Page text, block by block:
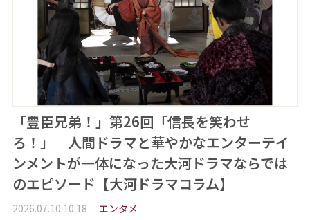
「豊臣兄弟！」第26回「信長を笑わせ
ろ！」 人間ドラマと華やかなエンターテイ
ンメントが一体になった大河ドラマならでは
のエピソード【大河ドラマコラム】
2026.07.10 10:18 エンタメ